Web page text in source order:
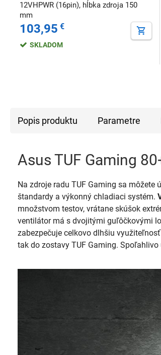
12VHPWR (16pin), hĺbka zdroja 150
mm
103,95 €
SKLADOM
Popis produktu Parametre
Asus TUF Gaming
Na zdroje radu TUF Gaming sa
štandardy a výkonný chladiaci systém.
množstvom testov, vrátane skúšok
ventilátor má s dvojitými guľôčkovými
zabezpečuje celkovo dlhšiu
tak do zostavy TUF Gaming.